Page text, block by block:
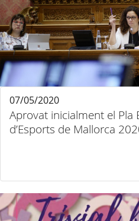
Aprovat inicialment el Pla
d’Esports de Mallorca
07/05/2020